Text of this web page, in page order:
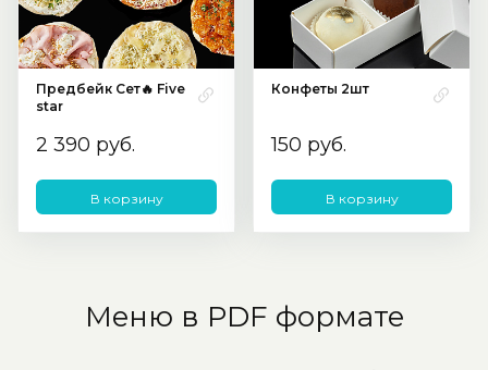
Предбейк Сет🔥 Five
star
2 390 руб.
В корзину
Конфеты 2шт
150 руб.
В корзину
Меню в PDF формате